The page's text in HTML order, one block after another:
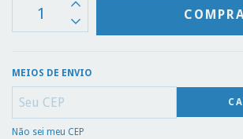
MEIOS DE ENVIO
Não sei meu CEP